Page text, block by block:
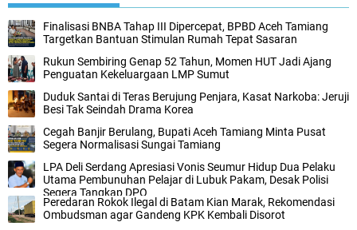
Finalisasi BNBA Tahap III Dipercepat, BPBD Aceh Tamiang
Targetkan Bantuan Stimulan Rumah Tepat Sasaran
Rukun Sembiring Genap 52 Tahun, Momen HUT Jadi Ajang
Penguatan Kekeluargaan LMP Sumut
Duduk Santai di Teras Berujung Penjara, Kasat Narkoba: Jeruji
Besi Tak Seindah Drama Korea
Cegah Banjir Berulang, Bupati Aceh Tamiang Minta Pusat
Segera Normalisasi Sungai Tamiang
LPA Deli Serdang Apresiasi Vonis Seumur Hidup Dua Pelaku
Utama Pembunuhan Pelajar di Lubuk Pakam, Desak Polisi
Segera Tangkap DPO
Peredaran Rokok Ilegal di Batam Kian Marak, Rekomendasi
Ombudsman agar Gandeng KPK Kembali Disorot